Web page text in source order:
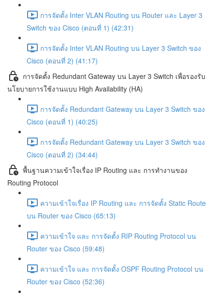
การจัดตั้ง Inter VLAN Routing บน Router และ Layer 3
Switch ของ Cisco (ตอนที่ 1) (42:31)
การจัดตั้ง Inter VLAN Routing บน Layer 3 Switch ของ
Cisco (ตอนที่ 2) (41:17)
การจัดตั้ง Redundant Gateway บน Layer 3 Switch เพื่อรองรับ
นโยบายการใช้งานแบบ High Availability (HA)
การจัดตั้ง Redundant Gateway บน Layer 3 Switch ของ
Cisco (ตอนที่ 1) (40:25)
การจัดตั้ง Redundant Gateway บน Layer 3 Switch ของ
Cisco (ตอนที่ 2) (34:44)
พื้นฐานความเข้าใจเรื่อง IP Routing และ การทำงานของ
Routing Protocol
ความเข้าใจเรื่อง IP Routing และ การจัดตั้ง Static Route
บน Router ของ Cisco (65:13)
ความเข้าใจ และ การจัดตั้ง RIP Routing Protocol บน
Router ของ Cisco (59:48)
ความเข้าใจ และ การจัดตั้ง OSPF Routing Protocol บน
Router ของ Cisco (52:36)